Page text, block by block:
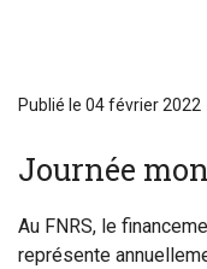
Publié le 04 février 2022
Journée
Au FNRS, le
représente